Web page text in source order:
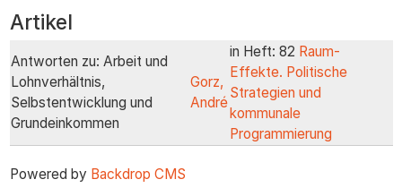
Artikel
Antworten zu: Arbeit und
Lohnverhältnis,
Selbstentwicklung und
Grundeinkommen
Gorz,
André
in Heft: 82 Raum-
Effekte. Politische
Strategien und
kommunale
Programmierung
Powered by Backdrop CMS